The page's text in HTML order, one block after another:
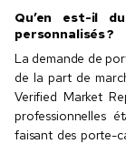
Qu’en est-il
personnalisés ?
La demande de
de la part de
Verified Market
professionnelles
faisant des porte-